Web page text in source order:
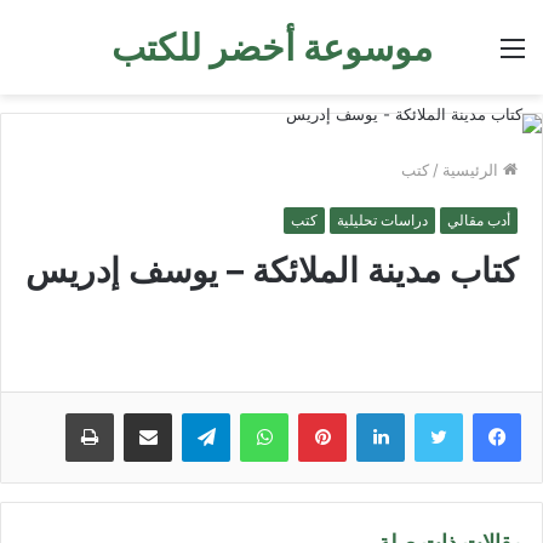
موسوعة أخضر للكتب القائمة
الرئيسية / كتب
أدب مقالي دراسات تحليلية كتب
كتاب مدينة الملائكة – يوسف إدريس
لينكدإن بينتيريستواتساب تيلقرام مشاركة عبر البريد طباعة